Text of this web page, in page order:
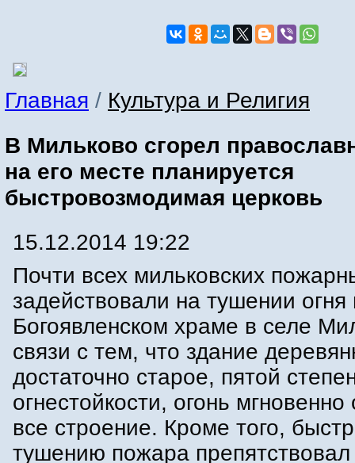
Главная / Культура и Религия
В Мильково сгорел
на его месте планируется
быстровозмодимая церковь
15.12.2014 19:22
Почти всех мильковских
задействовали на тушении огня
Богоявленском храме в селе
связи с тем, что здание
достаточно старое, пятой
огнестойкости, огонь мгновенно
все строение. Кроме того,
тушению пожара